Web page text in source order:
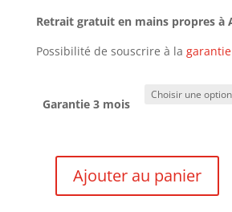
Retrait gratuit en mains propres à
Possibilité de souscrire à la
Garantie 3 mois
quantitéAjouter au panier